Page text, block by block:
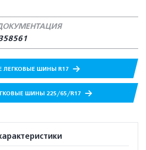
ЛЕГКОВЫЕ ШИНЫ R17
ШИНЫ 225/65/R17